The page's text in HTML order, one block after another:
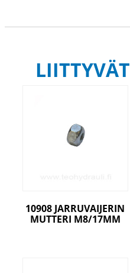
10908 JARRUVAIJERIN
MUTTERI M8/17MM